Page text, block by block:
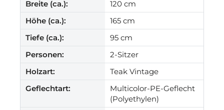
Breite (ca.):
120 cm
Höhe (ca.):
165 cm
Tiefe (ca.):
95 cm
Personen:
2-Sitzer
Holzart:
Teak Vintage
Geflechtart:
Multicolor-PE-Geflecht
(Polyethylen)